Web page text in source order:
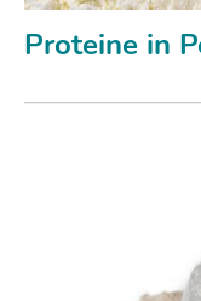
Proteine in